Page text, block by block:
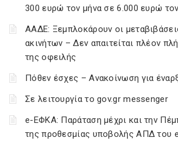
300 ευρώ τον μήνα σε 6.000 ευρώ
ΑΑΔΕ: Ξεμπλοκάρουν οι
ακινήτων – Δεν απαιτείται πλέον
της οφειλής
Πόθεν έσχες – Ανακοίνωση για
Σε λειτουργία το gov.gr messenger
e-ΕΦΚΑ: Παράταση μέχρι και την
της προθεσμίας υποβολής ΑΠΔ του